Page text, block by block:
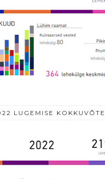
LUGEMISE KOKKUVÕTE